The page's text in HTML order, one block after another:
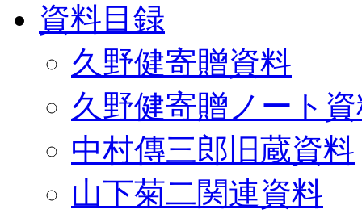
資料目録
久野健寄贈資料
久野健寄贈ノート
中村傳三郎旧蔵資料
山下菊二関連資料